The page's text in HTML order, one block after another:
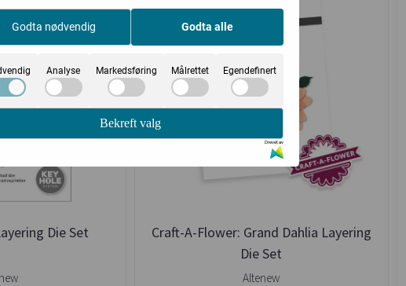
Die Set
Craft-A-Flower: Grand Dahlia Layering
Die Set
Altenew
Godta nødvendig Godta alle
Analyse Markedsføring Målrettet Egendefinert
Bekreft valg
Drevet av